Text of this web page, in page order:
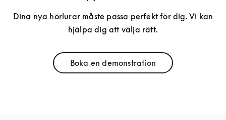
Dina nya hörlurar måste passa perfekt för dig. Vi kan
hjälpa dig att välja rätt.
Boka en demonstration
Link Opens in New Tab